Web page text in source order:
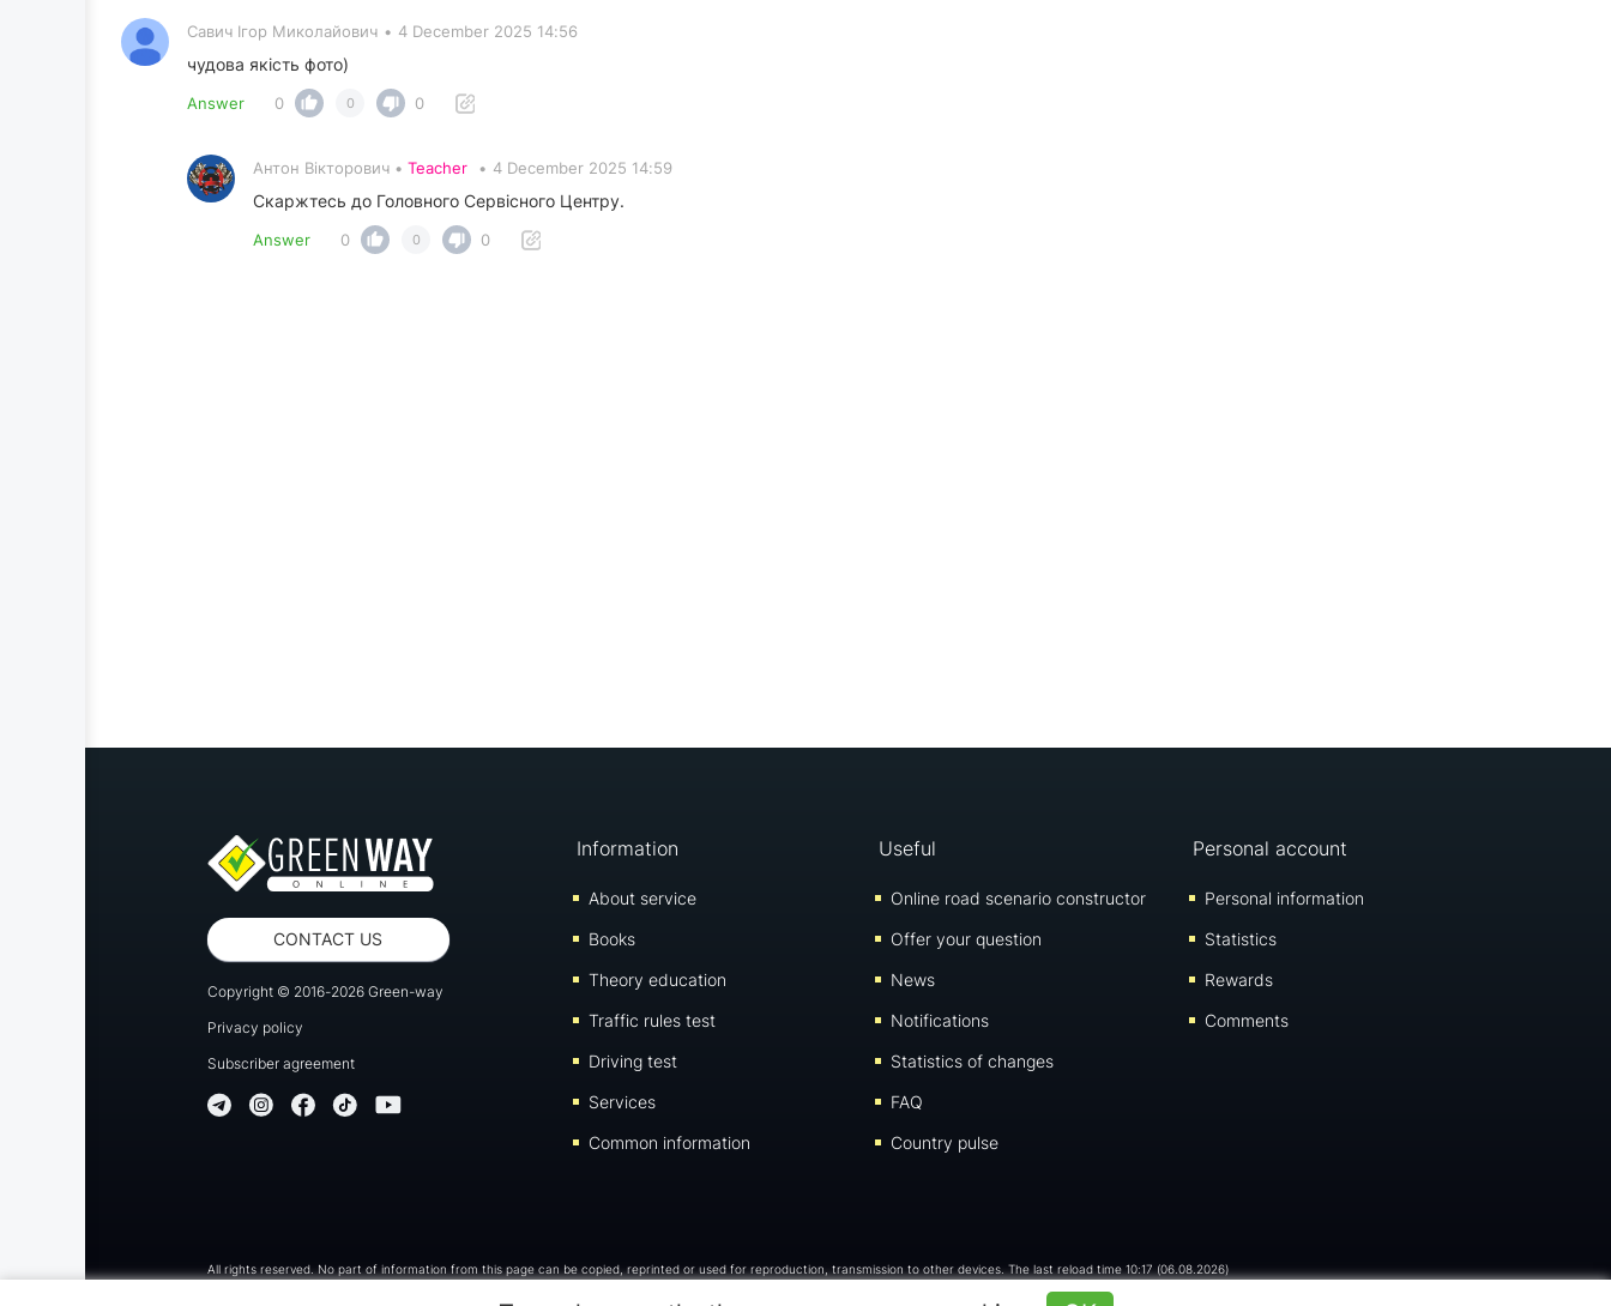
Савич Ігор Миколайович • 4 December 2025 14:56
чудова якість фото)
Answer 0 0 0
Антон Вікторович • Teacher • 4 December 2025 14:59
Скаржтесь до Головного Сервісного Центру.
Answer 0 0 0
CONTACT US
Copyright © 2016-2026 Green-way
Privacy policy
Subscriber agreement
Information
About service
Books
Theory education
Traffic rules test
Driving test
Services
Common information
Useful
Online road scenario constructor
Offer your question
News
Notifications
Statistics of changes
FAQ
Country pulse
Personal account
Personal information
Statistics
Rewards
Comments
All rights reserved. No part of information from this page can be copied, reprinted or used for reproduction, transmission to other devices. The last reload time 10:17 (06.08.2026)